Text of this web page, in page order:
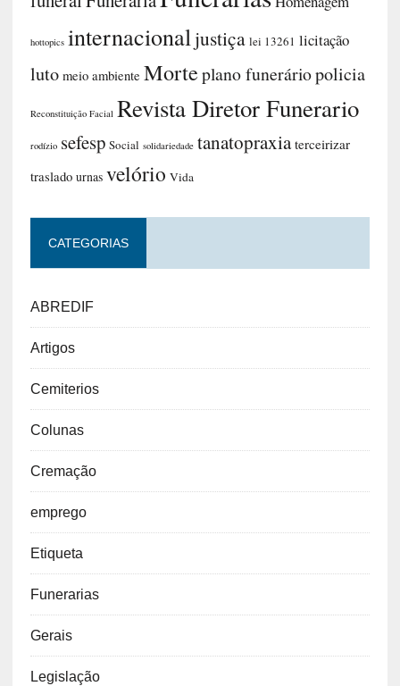
hottopics internacionaljustiça lei 13261 licitação
luto meio ambiente Morteplano funeráriopolicia
Reconstituição Facial Revista Diretor Funerario
rodízio sefesp Social solidariedade tanatopraxia terceirizar
traslado urnas velório Vida
CATEGORIAS
ABREDIF
Artigos
Cemiterios
Colunas
Cremação
emprego
Etiqueta
Funerarias
Gerais
Legislação